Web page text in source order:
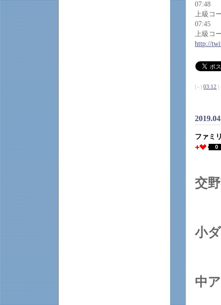
07:48
上級コ
07:45
上級コ
http://
| - |03:12 |
ファミ
0
交
小
中